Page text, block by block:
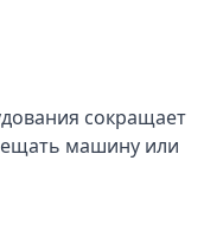
сокращает
машину или